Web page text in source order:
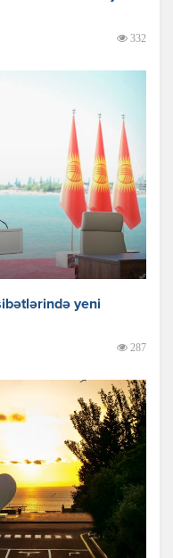
332
yeni
287